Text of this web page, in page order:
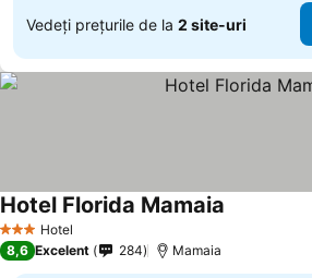
Vedeți prețurile de la 2 site-uri
3 SteleHotel
Hotel Florida Mamaia
8,6 Excelent 284 Mamaia